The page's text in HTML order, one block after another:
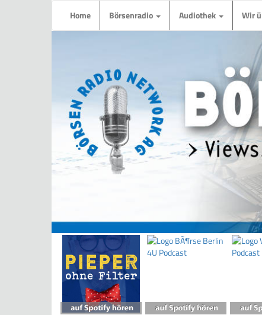
Home Börsenradio Audiothek Wir